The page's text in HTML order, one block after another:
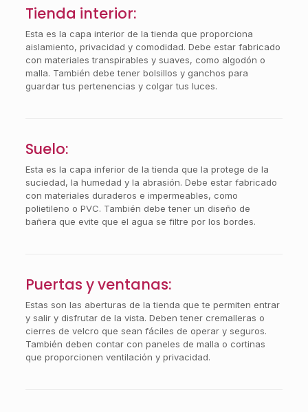
Tienda interior:
Esta es la capa interior de la tienda que proporciona
aislamiento, privacidad y comodidad. Debe estar fabricado
con materiales transpirables y suaves, como algodón o
malla. También debe tener bolsillos y ganchos para
guardar tus pertenencias y colgar tus luces.
Suelo:
Esta es la capa inferior de la tienda que la protege de la
suciedad, la humedad y la abrasión. Debe estar fabricado
con materiales duraderos e impermeables, como
polietileno o PVC. También debe tener un diseño de
bañera que evite que el agua se filtre por los bordes.
Puertas y ventanas:
Estas son las aberturas de la tienda que te permiten entrar
y salir y disfrutar de la vista. Deben tener cremalleras o
cierres de velcro que sean fáciles de operar y seguros.
También deben contar con paneles de malla o cortinas
que proporcionen ventilación y privacidad.